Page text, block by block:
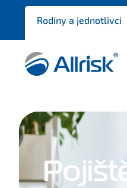
Rodiny a jednotlivci